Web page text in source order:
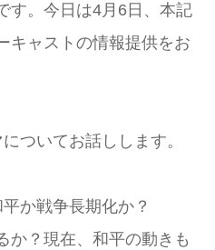
す。今日は4月6日、本記
キャストの情報提供をお
ついてお話しします。
か戦争長期化か？
か？現在、和平の動きも